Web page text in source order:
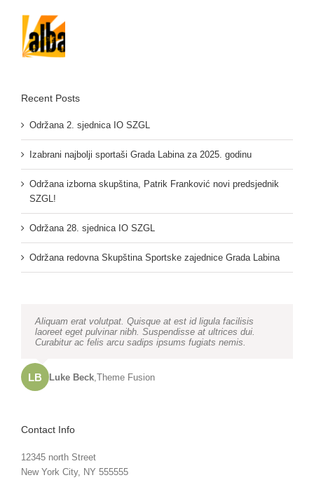
Recent Posts
Održana 2. sjednica IO SZGL
Izabrani najbolji sportaši Grada Labina za 2025. godinu
Održana izborna skupština, Patrik Franković novi predsjednik
SZGL!
Održana 28. sjednica IO SZGL
Održana redovna Skupština Sportske zajednice Grada Labina
Neque porro quisquam est, qui dolorem ipsum quia dolor sit
amet, consec tetur, adipisci velit, sed quia non numquam
eius modi tempora voluptas amets unser.
JD John Doe,My Company
Aliquam erat volutpat. Quisque at est id ligula facilisis
laoreet eget pulvinar nibh. Suspendisse at ultrices dui.
Curabitur ac felis arcu sadips ipsums fugiats nemis.
LB Luke Beck Theme Fusion
Contact Info
12345 north Street
New York City, NY 555555